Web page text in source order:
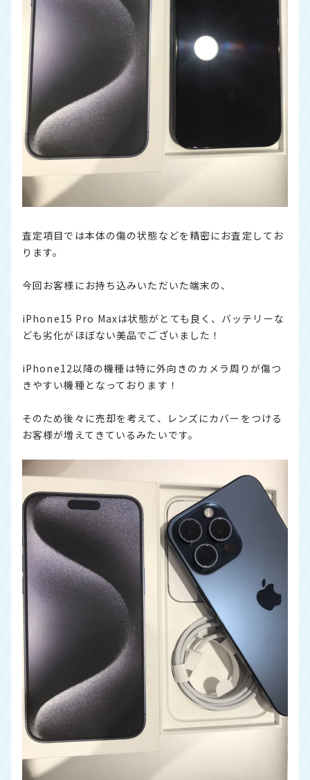
査定項目では本体の傷の状態などを精密にお査定してお
ります。
今回お客様にお持ち込みいただいた端末の、
iPhone15 Pro Maxは状態がとても良く、バッテリーな
ども劣化がほぼない美品でございました！
iPhone12以降の機種は特に外向きのカメラ周りが傷つ
きやすい機種となっております！
そのため後々に売却を考えて、レンズにカバーをつける
お客様が増えてきているみたいです。